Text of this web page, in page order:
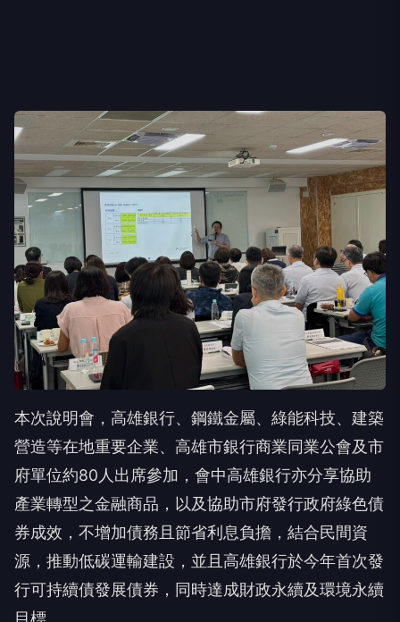
本次說明會，高雄銀行、鋼鐵金屬、綠能科技、建築
營造等在地重要企業、高雄市銀行商業同業公會及市
府單位約80人出席參加，會中高雄銀行亦分享協助
產業轉型之金融商品，以及協助市府發行政府綠色債
券成效，不增加債務且節省利息負擔，結合民間資
源，推動低碳運輸建設，並且高雄銀行於今年首次發
行可持續債發展債券，同時達成財政永續及環境永續
目標。